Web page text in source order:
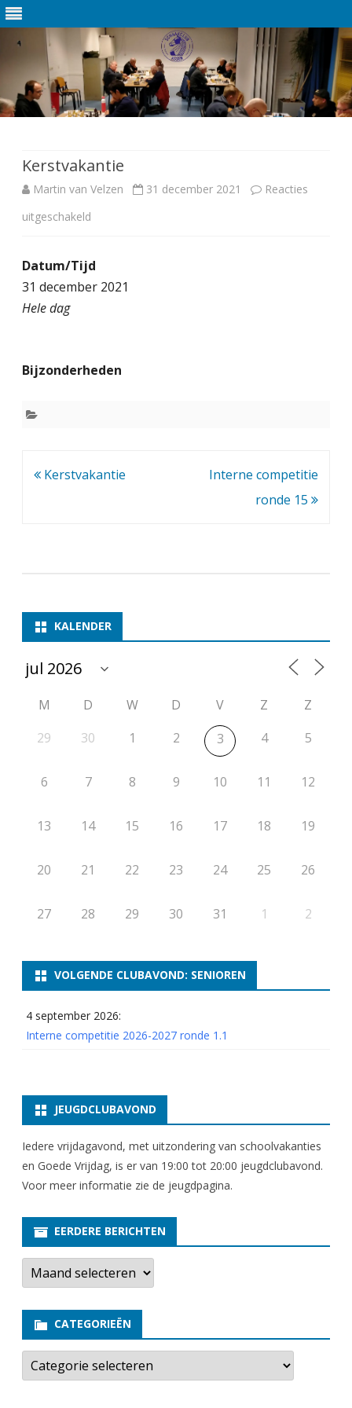
Kerstvakantie
Martin van Velzen 31 december 2021
Reacties
uitgeschakeld
o
i
Datum/Tijd
31 december 2021
Hele dag
Bijzonderheden
Bericht
Kerstvakantie
Interne competitie
ronde 15
KALENDER
M D W D V Z
Z
29
30 1 2 3 4 5
6 7 8 9 10 11 12
13 14 15 16 17 18 19
20 21 22 23 24 25 26
27 28 29 30 31 1 2
VOLGENDE CLUBAVOND: SENIOREN
4 september 2026:
Interne competitie 2026-2027 ronde 1.1
JEUGDCLUBAVOND
Iedere vrijdagavond, met uitzondering van schoolvakanties
en Goede Vrijdag, is er van 19:00 tot 20:00 jeugdclubavond.
Voor meer informatie zie de jeugdpagina.
EERDERE BERICHTEN
E
r
e
e
b
r
CATEGORIEËN
C
t